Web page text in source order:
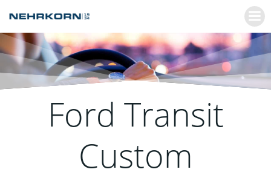
springen
Ford Transit
Custom